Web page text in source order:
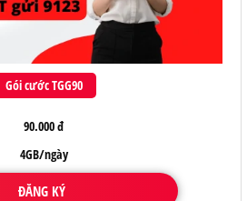
Gói cước TGG90
90.000 đ
4GB/ngày
ĐĂNG KÝ